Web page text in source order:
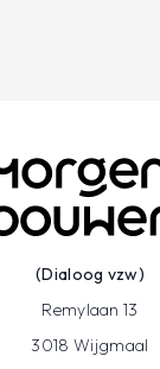
(Dialoog vzw)
Remylaan 13
3018 Wijgmaal